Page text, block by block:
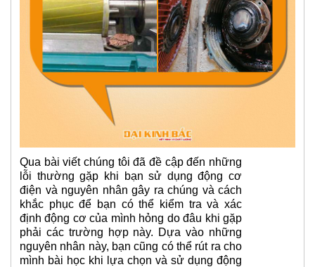
Qua bài viết chúng tôi đã đề cập đến những
lỗi thường gặp khi bạn sử dụng động cơ
điện và nguyên nhân gây ra chúng và cách
khắc phục để bạn có thể kiểm tra và xác
định động cơ của mình hỏng do đâu khi gặp
phải các trường hợp này. Dựa vào những
nguyên nhân này, bạn cũng có thể rút ra cho
mình bài học khi lựa chọn và sử dụng động